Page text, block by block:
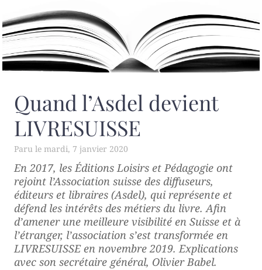
Quand l’Asdel devient
LIVRESUISSE
mardi, 7 janvier 2020
En 2017, les Éditions Loisirs et Pédagogie ont
rejoint l’Association suisse des diffuseurs,
éditeurs et libraires (Asdel), qui représente et
défend les intérêts des métiers du livre. Afin
d’amener une meilleure visibilité en Suisse et à
l’étranger, l’association s’est transformée en
LIVRESUISSE en novembre 2019. Explications
avec son secrétaire général, Olivier Babel.